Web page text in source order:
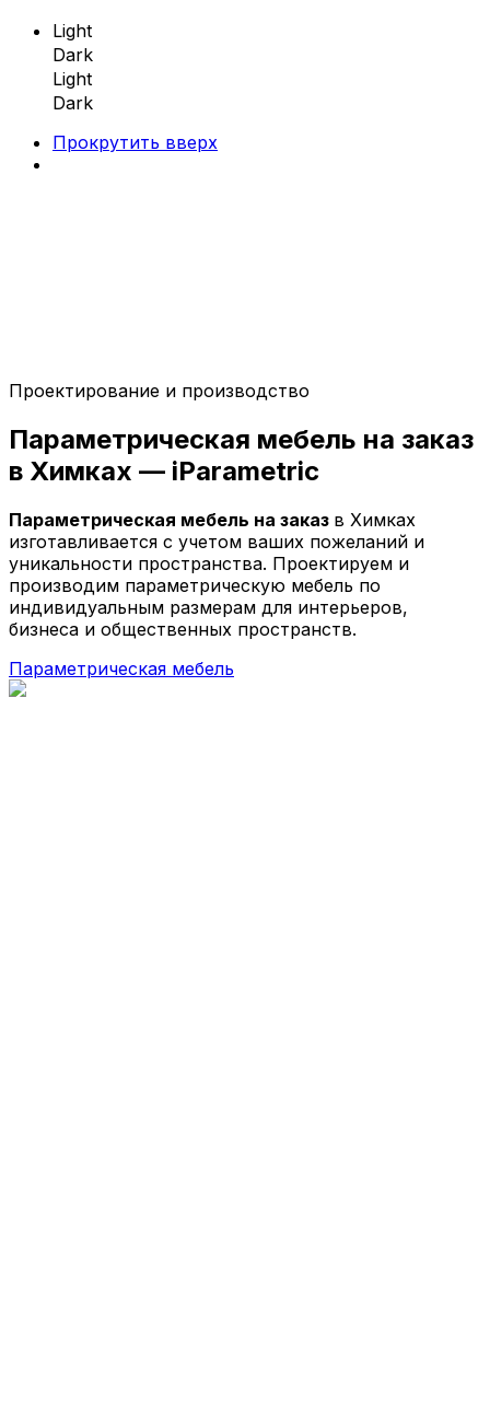
Light
Dark
Light
Dark
Прокрутить вверх
Параметрические скамейки
Параметрические кресла
Параметрические стены и панно
Параметрические столы
Параметрические шезлонги
Параметрические кашпо
Проекты
О компании
Главная
Проектирование и производство
Параметрическая мебель на заказ
в Химках — iParametric
Параметрическая мебель на заказ в Химках
изготавливается с учетом ваших пожеланий и
уникальности пространства. Проектируем и
производим параметрическую мебель по
индивидуальным размерам для интерьеров,
бизнеса и общественных пространств.
Параметрическая мебель